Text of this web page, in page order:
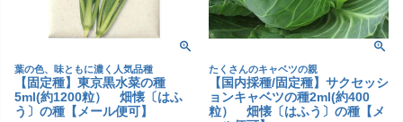
葉の色、味ともに濃く人気品種
【固定種】東京黒水菜の種
5ml(約1200粒） 畑懐〔はふ
う〕の種【メール便可】
たくさんのキャベツの親
【国内採種/固定種】サクセッシ
ョンキャベツの種2ml(約400
粒） 畑懐〔はふう〕の種【メ